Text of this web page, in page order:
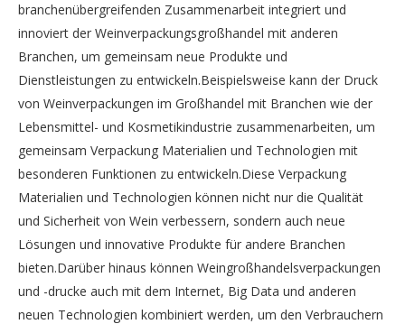
branchenübergreifenden Zusammenarbeit integriert und
innoviert der Weinverpackungsgroßhandel mit anderen
Branchen, um gemeinsam neue Produkte und
Dienstleistungen zu entwickeln.Beispielsweise kann der Druck
von Weinverpackungen im Großhandel mit Branchen wie der
Lebensmittel- und Kosmetikindustrie zusammenarbeiten, um
gemeinsam Verpackung Materialien und Technologien mit
besonderen Funktionen zu entwickeln.Diese Verpackung
Materialien und Technologien können nicht nur die Qualität
und Sicherheit von Wein verbessern, sondern auch neue
Lösungen und innovative Produkte für andere Branchen
bieten.Darüber hinaus können Weingroßhandelsverpackungen
und -drucke auch mit dem Internet, Big Data und anderen
neuen Technologien kombiniert werden, um den Verbrauchern